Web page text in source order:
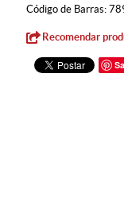
Código de Barras:
Recomendar